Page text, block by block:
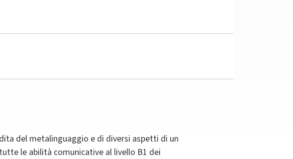
del metalinguaggio e di diversi aspetti di un
le abilità comunicative al livello B1 dei